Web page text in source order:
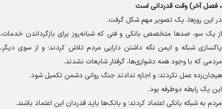
•فصل آخر) وقت قدردانی است
در این روزها، یک تصویر مهم شکل گرفت.
از یک سو، صد‌ها متخصص بانکی و فنی که شبانه‌روز برای بازگرداندن خدمات،
پاکسازی شبکه و ایمن نگه داشتن دارایی مردم تلاش کردند؛ و از سوی دیگر،
مردمی که با وجود همه دشواری‌ها، گرفتار شایعات نشدند.
هیجان‌زده عمل نکردند؛ و اجازه ندادند جنگ روانی دشمن تکمیل شود.
این یک رابطه دوطرفه بود.
مردم به شبکه بانکی اعتماد کردند؛ و بانک‌ها باید قدردان این اعتماد باشند.